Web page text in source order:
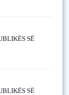
SË
SË